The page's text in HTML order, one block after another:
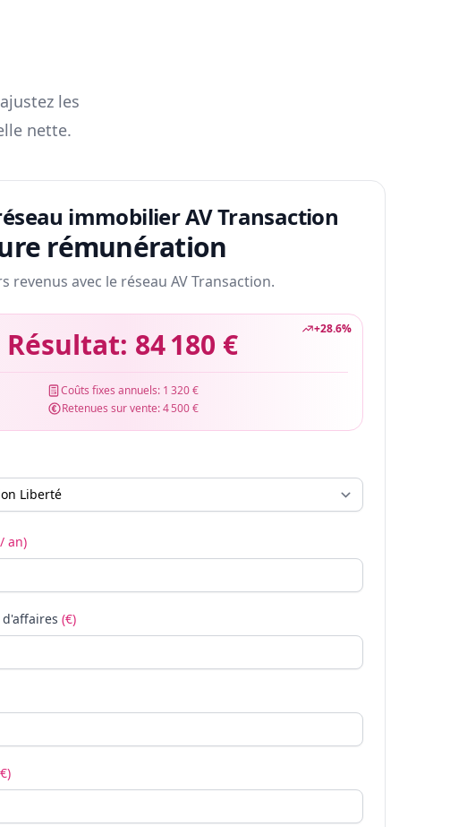
les
nette.
immobilier AV Transaction
rémunération
revenus avec le réseau AV Transaction.
+28.6%
Résultat: 84 180 €
Coûts fixes annuels: 1 320 €
Retenues sur vente:4 500 €
an)
(€)